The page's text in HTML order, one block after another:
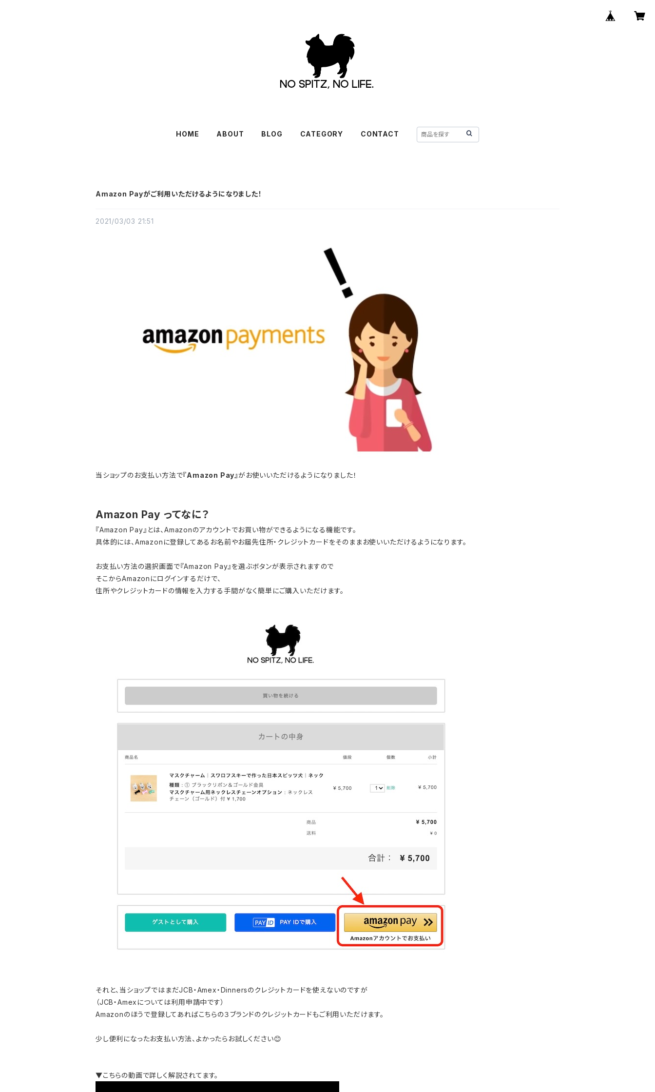
HOME ABOUT BLOG CATEGORY CONTACT
Amazon Payがご利用いただけるようになりました！
2021/03/03 21:51
当ショップのお支払い方法で『Amazon Pay』がお使いいただけるようになりました！
Amazon Pay ってなに？
『Amazon Pay』とは、Amazonのアカウントでお買い物ができるようになる機能です。
具体的には、Amazonに登録してあるお名前やお届先住所・クレジットカードをそのままお使いいただけるようになります。
お支払い方法の選択画面で『Amazon Pay』を選ぶボタンが表示されますので
そこからAmazonにログインするだけで、
住所やクレジットカードの情報を入力する手間がなく簡単にご購入いただけます。
それと、当ショップではまだJCB・Amex・Dinnersのクレジットカードを使えないのですが
（JCB・Amexについては利用申請中です）
Amazonのほうで登録してあればこちらの３ブランドのクレジットカードもご利用いただけます。
少し便利になったお支払い方法、よかったらお試しください😊
▼こちらの動画で詳しく解説されてます。